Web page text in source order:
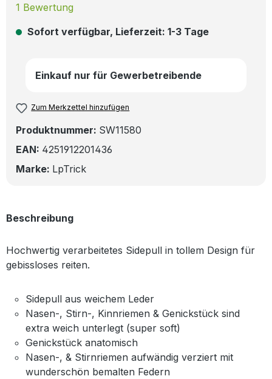
Durchschnittliche Bewertung von 5 von 5 Sternen
1 Bewertung
Sofort verfügbar, Lieferzeit: 1-3 Tage
Einkauf nur für Gewerbetreibende
Zum Merkzettel hinzufügen
Produktnummer: SW11580
EAN: 4251912201436
Marke: LpTrick
Beschreibung
Hochwertig verarbeitetes Sidepull in tollem Design für
gebissloses reiten.
Sidepull aus weichem Leder
Nasen-, Stirn-, Kinnriemen & Genickstück sind
extra weich unterlegt (super soft)
Genickstück anatomisch
Nasen-, & Stirnriemen aufwändig verziert mit
wunderschön bemalten Federn